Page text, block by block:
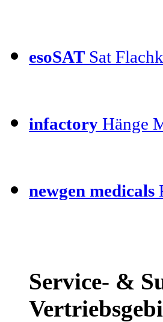
esoSAT Sat
infactory Hänge
newgen medicals
Service- &